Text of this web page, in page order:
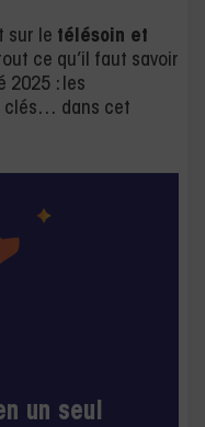
sur le télésoin et
ce qu’il faut savoir
2025 : les
clés… dans cet
un seul